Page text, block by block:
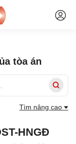
tòa án
Tìm nâng cao
HNGĐ